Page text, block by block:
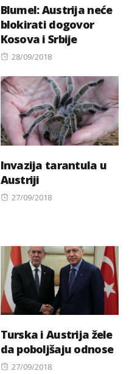
Blumel: Austrija neće
blokirati dogovor
Kosova i Srbije
Posted
28/09/2018
Invazija tarantula u
Austriji
Posted
27/09/2018
Turska i Austrija žele
da poboljšaju odnose
Posted
27/09/2018